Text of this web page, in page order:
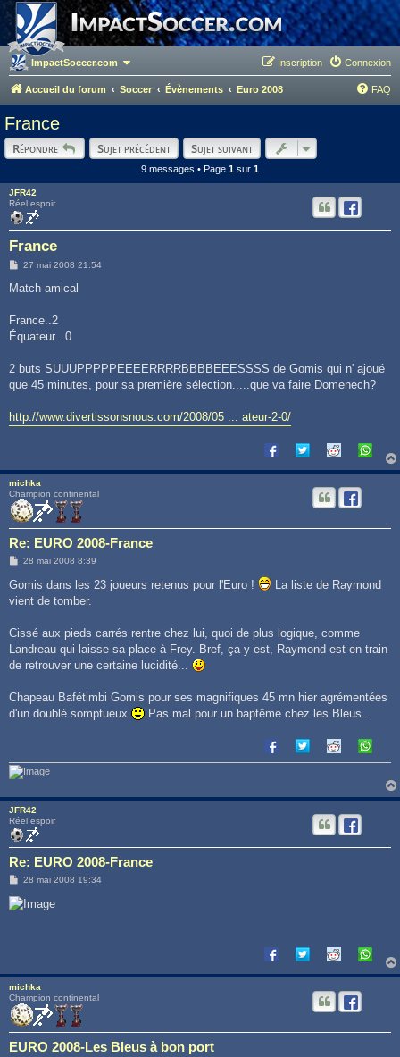
ImpactSoccer.com Connexion
Inscription
Accueil du forum Soccer Évènements Euro 2008 FAQ
France
Répondre Sujet précédent Sujet suivant
9 messages • Page 1 sur 1
JFR42
Réel espoir
France
M
s
g
27 mai 2008 21:54
Match amical
France..2
Équateur...0
2 buts SUUUPPPPPEEEERRRRBBBBEEESSSS de Gomis qui n' ajoué
que 45 minutes, pour sa première sélection.....que va faire Domenech?
http://www.divertissonsnous.com/2008/05 ... ateur-2-0/
michka
Champion continental
Re: EURO 2008-France
M
s
s
a
28 mai 2008 8:39
Gomis dans les 23 joueurs retenus pour l'Euro !
La liste de Raymond
vient de tomber.
Cissé aux pieds carrés rentre chez lui, quoi de plus logique, comme
Landreau qui laisse sa place à Frey. Bref, ça y est, Raymond est en train
de retrouver une certaine lucidité...
Chapeau Bafétimbi Gomis pour ses magnifiques 45 mn hier agrémentées
d'un doublé somptueux
Pas mal pour un baptême chez les Bleus...
JFR42
Réel espoir
Re: EURO 2008-France
M
s
s
28 mai 2008 19:34
michka
Champion continental
EURO 2008-Les Bleus à bon port